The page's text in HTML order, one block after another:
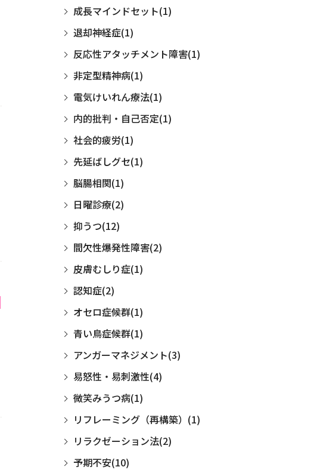
成長マインドセット(1)
退却神経症(1)
反応性アタッチメント障害(1)
非定型精神病(1)
電気けいれん療法(1)
内的批判・自己否定(1)
社会的疲労(1)
先延ばしグセ(1)
脳腸相関(1)
日曜診療(2)
抑うつ(12)
間欠性爆発性障害(2)
皮膚むしり症(1)
認知症(2)
オセロ症候群(1)
青い鳥症候群(1)
アンガーマネジメント(3)
易怒性・易刺激性(4)
微笑みうつ病(1)
リフレーミング（再構築）(1)
リラクゼーション法(2)
予期不安(10)